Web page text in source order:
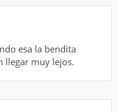
esa la bendita
llegar muy lejos.